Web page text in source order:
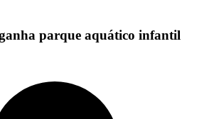
parque aquático infantil